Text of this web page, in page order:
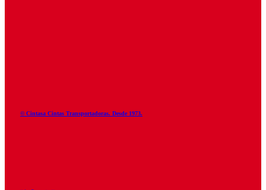
© Cintasa Cintas Transportadoras. Desde 1973.